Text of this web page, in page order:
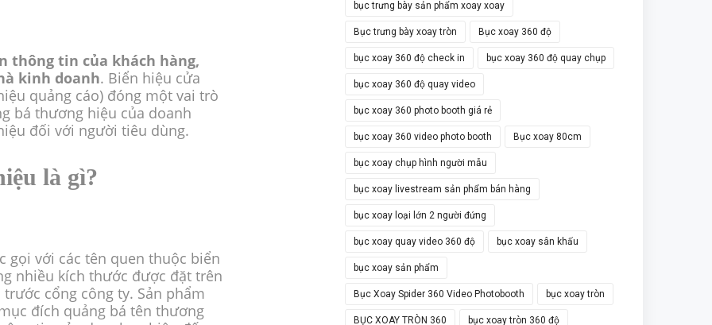
thông tin của khách hàng,
kinh doanh. Biển hiệu cửa
quảng cáo) đóng một vai trò
bá thương hiệu của doanh
đối với người tiêu dùng.
là gì?
gọi với các tên quen thuộc biển
nhiều kích thước được đặt trên
cổng công ty. Sản phẩm
đích quảng bá tên thương
bục trưng bày sản phẩm xoay xoay
Bục trưng bày xoay tròn Bục xoay 360 độ
bục xoay 360 độ check in bục xoay 360 độ quay chụp
bục xoay 360 độ quay video
bục xoay 360 photo booth giá rẻ
bục xoay 360 video photo booth Bục xoay 80cm
bục xoay chụp hình người mẫu
bục xoay livestream sản phẩm bán hàng
bục xoay loại lớn 2 người đứng
bục xoay quay video 360 độ bục xoay sân khấu
bục xoay sản phẩm
Bục Xoay Spider 360 Video Photobooth bục xoay tròn
BỤC XOAY TRÒN 360 bục xoay tròn 360 độ